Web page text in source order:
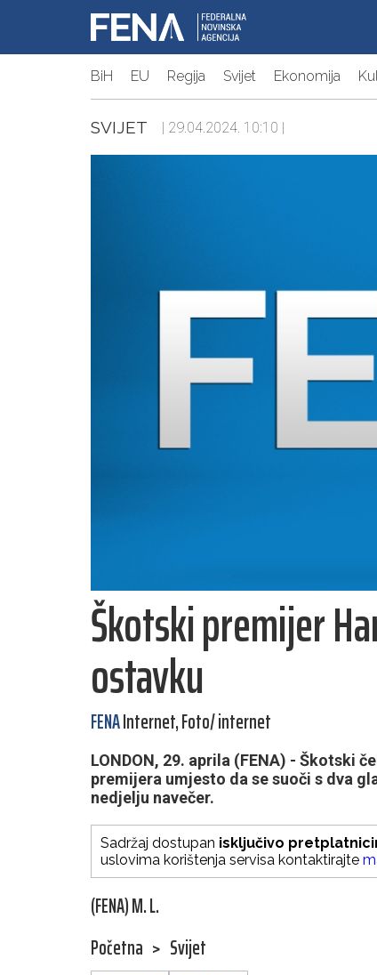
BiH EU Regija Svijet Ekonomija
SVIJET | 29.04.2024. 10:10 |
Škotski premijer
ostavku
FENAInternet, Foto/ internet
LONDON, 29. aprila (FENA) - Škotski
premijera umjesto da se suoči s dva
nedjelju navečer.
Sadržaj dostupan isključivo
uslovima korištenja servisa kontaktirajte
(FENA) M. L.
Početna > Svijet